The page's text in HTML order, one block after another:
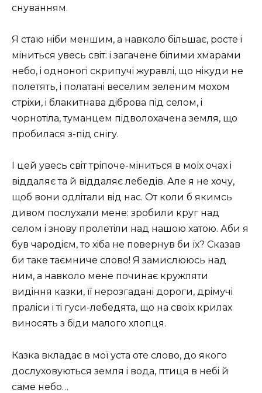
снуванням.
Я стаю нiби меншим, а навколо бiльшає, росте i
мiниться увесь свiт: i загачене бiлими хмарами
небо, i одноногi скрипучi журавлi, що нiкуди не
полетять, i полатанi веселим зеленим мохом
стрiхи, i блакитнава дiброва пiд селом, i
чорнотiла, туманцем пiдволохачена земля, що
пробилася з-пiд снiгу.
I цей увесь свiт трiпоче-мiниться в моїх очах i
вiддаляє та й вiддаляє лебедiв. Але я не хочу,
щоб вони одлiтали вiд нас. От коли б якимсь
дивом послухали мене: зробили круг над
селом i знову пролетiли над нашою хатою. Аби я
був чародiєм, то хiба не повернув би їх? Сказав
би таке таємниче слово! Я замислююсь над
ним, а навколо мене починає кружляти
видiння казки, її нерозгаданi дороги, дрiмучi
пралiси i тi гуси-лебедята, що на своїх крилах
виносять з бiди малого хлопця.
Казка вкладає в мої уста оте слово, до якого
дослуховуються земля i вода, птиця в небi й
саме небо…